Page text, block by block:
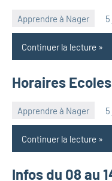
Apprendre à Nager
Admin
ONNContinuer la lecture
Horaires
Apprendre à Nager
Admin
ONNContinuer la lecture
Infos du 08 au